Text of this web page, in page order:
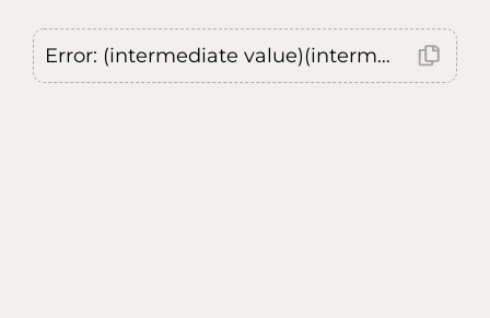
Error: (intermediate value)(intermediate value)(intermediate value).replaceAll is not a function